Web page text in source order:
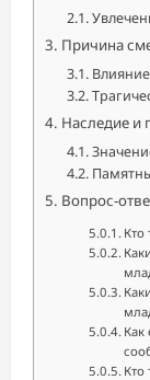
Причина
Наследие и
Вопрос-
Кто
Как
Кто